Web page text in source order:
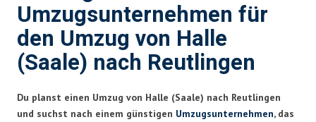
Umzugsunternehmen für
den Umzug von Halle
(Saale) nach Reutlingen
Du planst einen Umzug von Halle (Saale) nach Reutlingen
und suchst nach einem günstigen Umzugsunternehmen, das